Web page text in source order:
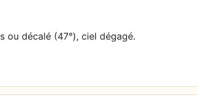
ou décalé (47°), ciel dégagé.